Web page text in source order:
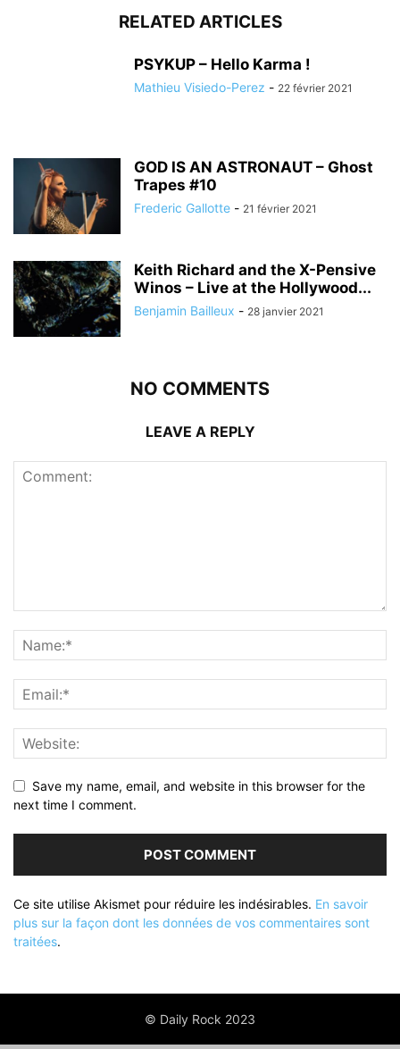
RELATED ARTICLES
PSYKUP – Hello Karma !
Mathieu Visiedo-Perez - 22 février 2021
GOD IS AN ASTRONAUT – Ghost
Trapes #10
Frederic Gallotte - 21 février 2021
Keith Richard and the X-Pensive
Winos – Live at the Hollywood...
Benjamin Bailleux - 28 janvier 2021
NO COMMENTS
LEAVE A REPLY
Save my name, email, and website in this browser for the
next time I comment.
Ce site utilise Akismet pour réduire les indésirables. En savoir
plus sur la façon dont les données de vos commentaires sont
traitées.
© Daily Rock 2023